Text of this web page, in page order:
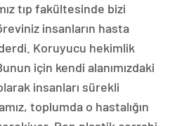
tıp fakültesinde bizi
insanların hasta
derdi. Koruyucu hekimlik
için kendi alanımızdaki
insanları sürekli
toplumda o hastalığın